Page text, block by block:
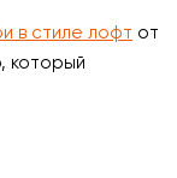
в стиле лофт от
который